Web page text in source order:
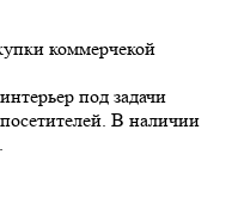
коммерчекой
под задачи
В наличии